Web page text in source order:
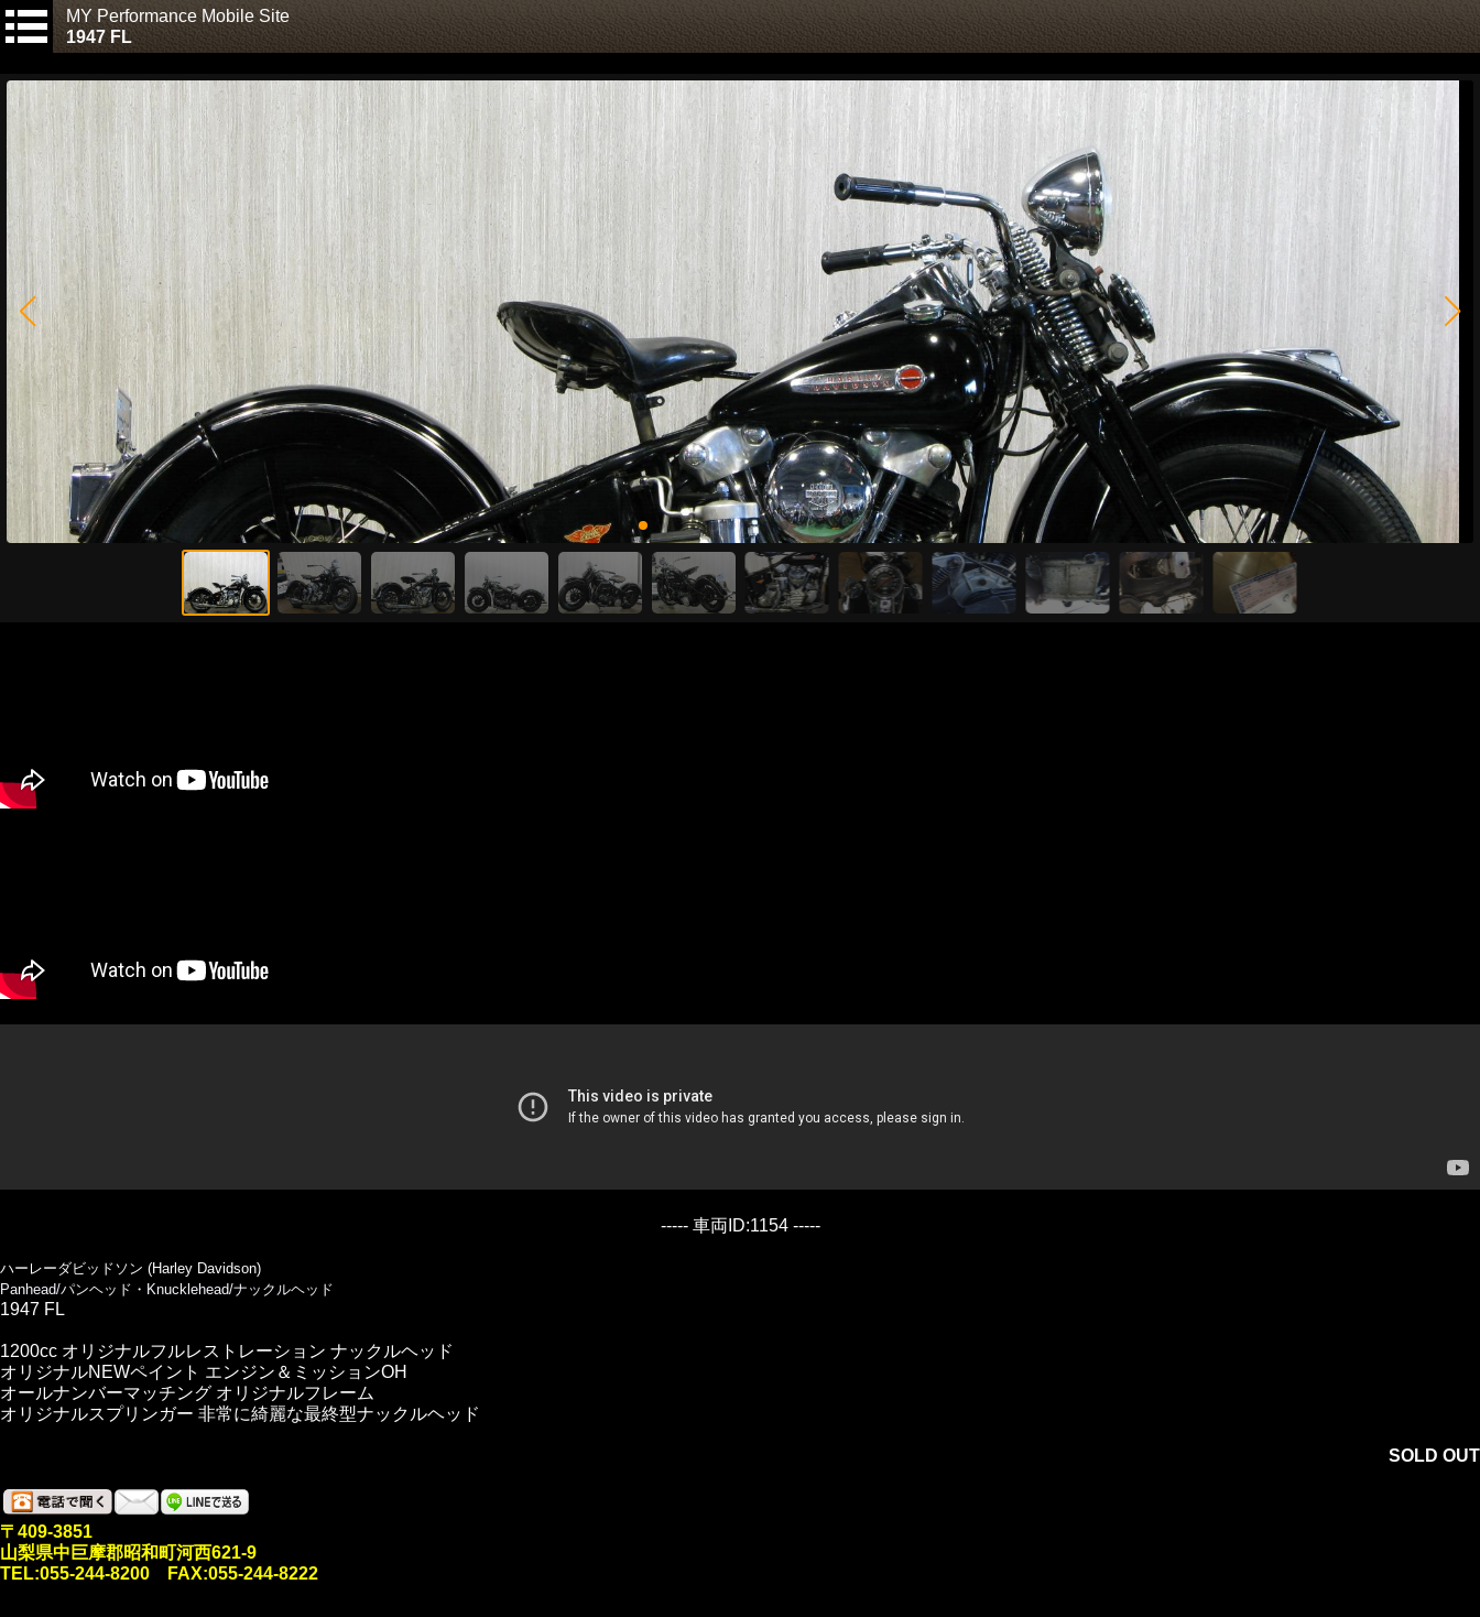
MY Performance Mobile Site
1947 FL
----- 車両ID:1154 -----
ハーレーダビッドソン (Harley Davidson)
Panhead/パンヘッド・Knucklehead/ナックルヘッド
1947 FL
1200cc オリジナルフルレストレーション ナックルヘッド
オリジナルNEWペイント エンジン＆ミッションOH
オールナンバーマッチング オリジナルフレーム
オリジナルスプリンガー 非常に綺麗な最終型ナックルヘッド
SOLD OUT
〒409-3851
山梨県中巨摩郡昭和町河西621-9
TEL:055-244-8200 FAX:055-244-8222